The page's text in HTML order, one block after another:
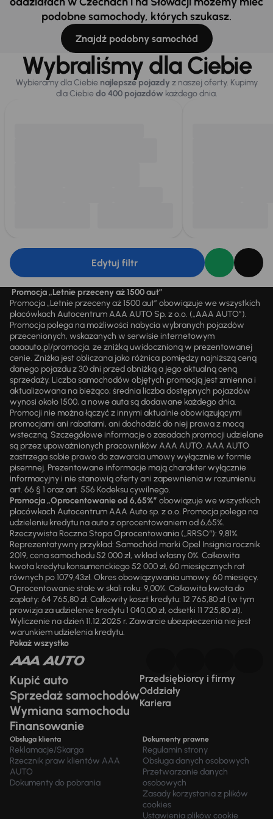
podobne samochody, których szukasz.
Znajdź podobny samochód
Wybraliśmy dla Ciebie
Wybieramy dla Ciebie najlepsze pojazdy z naszej oferty. Kupimy
dla Ciebiedo 400 pojazdówkażdego dnia.
Edytuj filtr
Promocja „Letnie przeceny aż 1500 aut”
Promocja „Letnie przeceny aż 1500 aut” obowiązuje we wszystkich
placówkach Autocentrum AAA AUTO Sp. z o.o. („AAA AUTO”).
Promocja polega na możliwości nabycia wybranych pojazdów
przecenionych, wskazanych w serwisie internetowym
aaaauto.pl/promocja, ze zniżką uwidocznioną w prezentowanej
cenie. Zniżka jest obliczana jako różnica pomiędzy najniższą ceną
danego pojazdu z 30 dni przed obniżką a jego aktualną ceną
sprzedaży. Liczba samochodów objętych promocją jest zmienna i
aktualizowana na bieżąco; średnia liczba dostępnych pojazdów
wynosi około 1500, a nowe auta są dodawane każdego dnia.
Promocji nie można łączyć z innymi aktualnie obowiązującymi
promocjami ani rabatami, ani dochodzić do niej prawa z mocą
wsteczną. Szczegółowe informacje o zasadach promocji udzielane
są przez upoważnionych pracowników AAA AUTO. AAA AUTO
zastrzega sobie prawo do zawarcia umowy wyłącznie w formie
pisemnej. Prezentowane informacje mają charakter wyłącznie
informacyjny i nie stanowią oferty ani zapewnienia w rozumieniu
art. 66 § 1 oraz art. 556 Kodeksu cywilnego.
Promocja „Oprocentowanie od 6,65%” obowiązuje we wszystkich
placówkach Autocentrum AAA Auto sp. z o.o. Promocja polega na
udzieleniu kredytu na auto z oprocentowaniem od 6,65%.
Rzeczywista Roczna Stopa Oprocentowania („RRSO“): 9,81%.
Reprezentatywny przykład: Samochód marki Opel Insignia rocznik
2019, cena samochodu 52 000 zł, wkład własny 0%. Całkowita
kwota kredytu konsumenckiego 52 000 zł, 60 miesięcznych rat
równych po 1079,43zł. Okres obowiązywania umowy: 60 miesięcy.
Oprocentowanie stałe w skali roku: 9,00%. Całkowita kwota do
zapłaty: 64 765,80 zł. Całkowity koszt kredytu: 12 765,80 zł (w tym
prowizja za udzielenie kredytu 1 040,00 zł, odsetki 11 725,80 zł).
Wyliczenie na dzień 11.12.2025 r. Zawarcie ubezpieczenia nie jest
warunkiem udzielenia kredytu.
Pokaż wszystko
Kupić auto
Sprzedaż samochodów
Wymiana samochodu
Finansowanie
Przedsiębiorcy i firmy
Oddziały
Kariera
Obsługa klienta
Reklamacje/Skarga
Rzecznik praw klientów AAA
AUTO
Dokumenty do pobrania
Dokumenty prawne
Regulamin strony
Obsługa danych osobowych
Przetwarzanie danych
osobowych
Zasady korzystania z plików
cookies
Ustawienia plików cookie